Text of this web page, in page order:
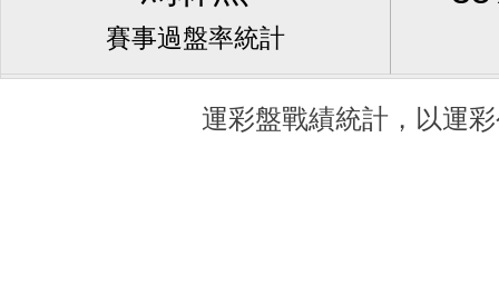
賽事過盤率統計
運彩盤戰績統計，以運